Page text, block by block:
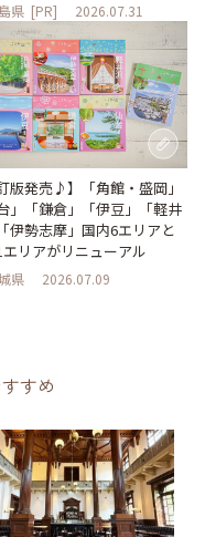
県 [PR] 2026.07.31
版発売♪】「角館・盛岡」
」「鎌倉」「伊豆」「軽井
伊勢志摩」国内6エリアと
リアがリニューアル
県 2026.07.09
すめ